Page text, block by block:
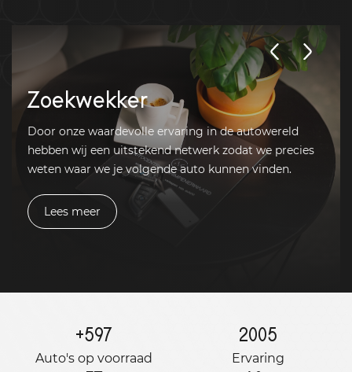
Zoekwekker
Door onze waardevolle ervaring in de autowereld
hebben wij een uitstekend netwerk zodat we precies
weten waar we je volgende auto kunnen vinden.
Lees meer
+597
Auto's op voorraad
2005
Ervaring